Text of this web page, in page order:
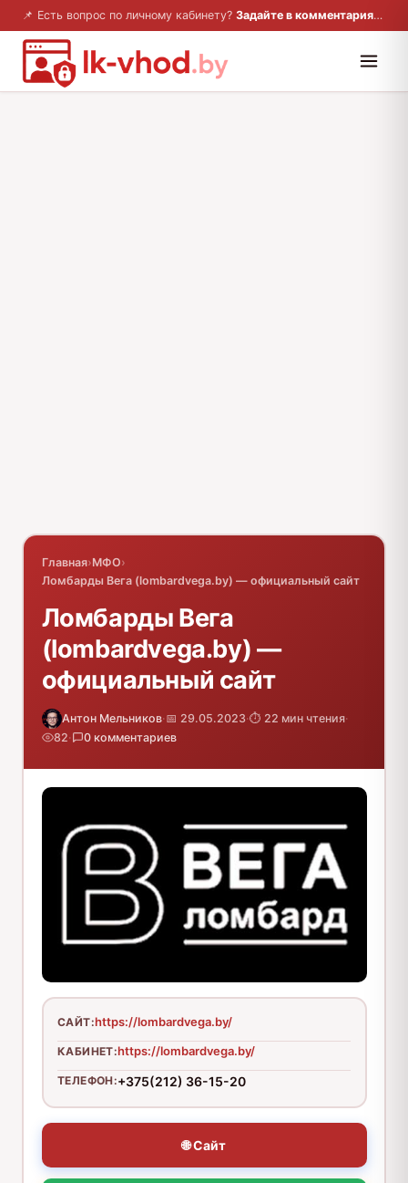
📌 Есть вопрос по личному кабинету? Задайте в комментариях — ответим!
Главная›МФО›
Ломбарды Вега (lombardvega.by) — официальный сайт
Ломбарды Вега
(lombardvega.by) —
официальный сайт
Антон Мельников·📅 29.05.2023·⏱️ 22 мин чтения·
82· 0 комментариев
САЙТ:https://lombardvega.by/
КАБИНЕТ:https://lombardvega.by/
ТЕЛЕФОН:+375(212) 36-15-20
🌐 Сайт